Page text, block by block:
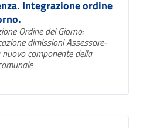
Integrazione ordine
Ordine del Giorno:
dimissioni Assessore-
componente della